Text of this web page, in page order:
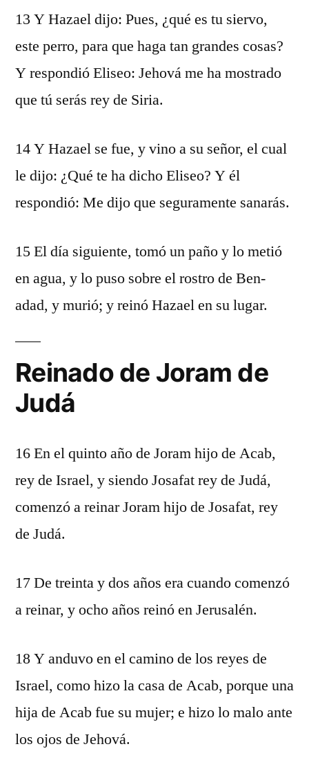
13 Y Hazael dijo: Pues, ¿qué es tu siervo,
este perro, para que haga tan grandes cosas?
Y respondió Eliseo: Jehová me ha mostrado
que tú serás rey de Siria.
14 Y Hazael se fue, y vino a su señor, el cual
le dijo: ¿Qué te ha dicho Eliseo? Y él
respondió: Me dijo que seguramente sanarás.
15 El día siguiente, tomó un paño y lo metió
en agua, y lo puso sobre el rostro de Ben-
adad, y murió; y reinó Hazael en su lugar.
Reinado de Joram de
Judá
16 En el quinto año de Joram hijo de Acab,
rey de Israel, y siendo Josafat rey de Judá,
comenzó a reinar Joram hijo de Josafat, rey
de Judá.
17 De treinta y dos años era cuando comenzó
a reinar, y ocho años reinó en Jerusalén.
18 Y anduvo en el camino de los reyes de
Israel, como hizo la casa de Acab, porque una
hija de Acab fue su mujer; e hizo lo malo ante
los ojos de Jehová.